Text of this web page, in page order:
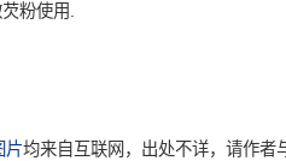
粉使用.
片均来自互联网，出处不详，请作者